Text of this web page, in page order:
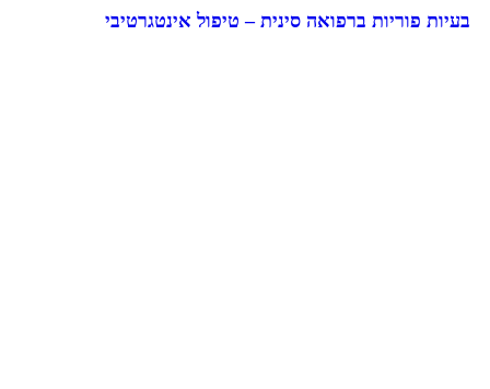
בעיות פוריות ברפואה סינית – טיפול אינטגרטיבי